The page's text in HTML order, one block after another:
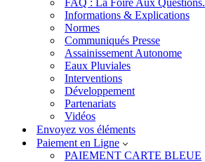
FAQ : La Foire Aux Questions.
Informations & Explications
Normes
Communiqués Presse
Assainissement Autonome
Eaux Pluviales
Interventions
Développement
Partenariats
Vidéos
Envoyez vos éléments
Paiement en Ligne
PAIEMENT CARTE BLEUE